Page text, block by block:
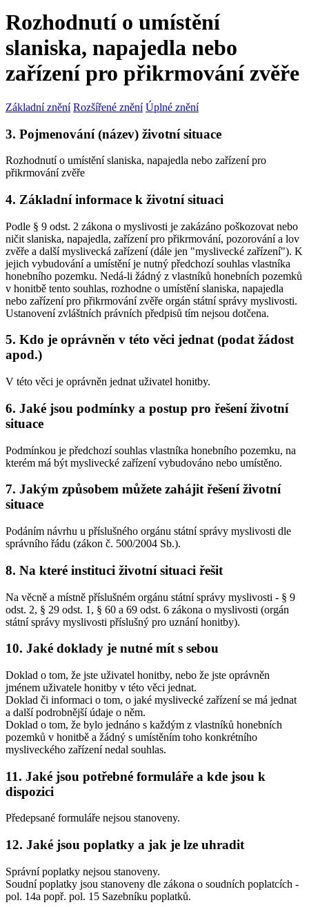
Rozhodnutí o umístění
slaniska, napajedla nebo
zařízení pro přikrmování zvěře
Základní znění Rozšířené znění Úplné znění
3. Pojmenování (název) životní situace
Rozhodnutí o umístění slaniska, napajedla nebo zařízení pro
přikrmování zvěře
4. Základní informace k životní situaci
Podle § 9 odst. 2 zákona o myslivosti je zakázáno poškozovat nebo
ničit slaniska, napajedla, zařízení pro přikrmování, pozorování a lov
zvěře a další myslivecká zařízení (dále jen "myslivecké zařízení"). K
jejich vybudování a umístění je nutný předchozí souhlas vlastníka
honebního pozemku. Nedá-li žádný z vlastníků honebních pozemků
v honitbě tento souhlas, rozhodne o umístění slaniska, napajedla
nebo zařízení pro přikrmování zvěře orgán státní správy myslivosti.
Ustanovení zvláštních právních předpisů tím nejsou dotčena.
5. Kdo je oprávněn v této věci jednat (podat žádost
apod.)
V této věci je oprávněn jednat uživatel honitby.
6. Jaké jsou podmínky a postup pro řešení životní
situace
Podmínkou je předchozí souhlas vlastníka honebního pozemku, na
kterém má být myslivecké zařízení vybudováno nebo umístěno.
7. Jakým způsobem můžete zahájit řešení životní
situace
Podáním návrhu u příslušného orgánu státní správy myslivosti dle
správního řádu (zákon č. 500/2004 Sb.).
8. Na které instituci životní situaci řešit
Na věcně a místně příslušném orgánu státní správy myslivosti - § 9
odst. 2, § 29 odst. 1, § 60 a 69 odst. 6 zákona o myslivosti (orgán
státní správy myslivosti příslušný pro uznání honitby).
10. Jaké doklady je nutné mít s sebou
Doklad o tom, že jste uživatel honitby, nebo že jste oprávněn
jménem uživatele honitby v této věci jednat.
Doklad či informaci o tom, o jaké myslivecké zařízení se má jednat
a další podrobnější údaje o něm.
Doklad o tom, že bylo jednáno s každým z vlastníků honebních
pozemků v honitbě a žádný s umístěním toho konkrétního
mysliveckého zařízení nedal souhlas.
11. Jaké jsou potřebné formuláře a kde jsou k
dispozici
Předepsané formuláře nejsou stanoveny.
12. Jaké jsou poplatky a jak je lze uhradit
Správní poplatky nejsou stanoveny.
Soudní poplatky jsou stanoveny dle zákona o soudních poplatcích -
pol. 14a popř. pol. 15 Sazebníku poplatků.